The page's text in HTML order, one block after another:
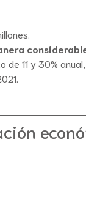
de 11 y 30%